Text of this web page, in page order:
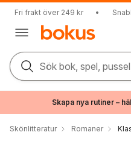
Fri frakt över 249 kr •
Sök bok, spel,
Skapa nya rutiner –
Skönlitteratur Romaner